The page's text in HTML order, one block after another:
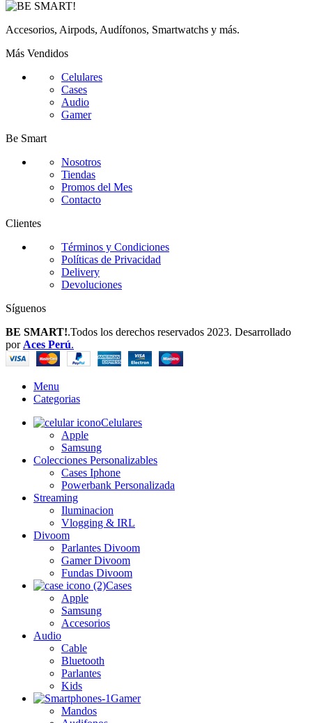
Accesorios, Airpods, Audífonos, Smartwatchs y más.
Más Vendidos
Celulares
Cases
Audio
Gamer
Be Smart
Nosotros
Tiendas
Promos del Mes
Contacto
Clientes
Términos y Condiciones
Políticas de Privacidad
Delivery
Devoluciones
Síguenos
BE SMART!.Todos los derechos reservados 2023. Desarrollado
por Aces Perú.
Menu
Categorias
Celulares
Apple
Samsung
Colecciones Personalizables
Cases Iphone
Powerbank Personalizada
Streaming
Iluminacion
Vlogging & IRL
Divoom
Parlantes Divoom
Gamer Divoom
Fundas Divoom
Cases
Apple
Samsung
Accesorios
Audio
Cable
Bluetooth
Parlantes
Kids
Gamer
Mandos